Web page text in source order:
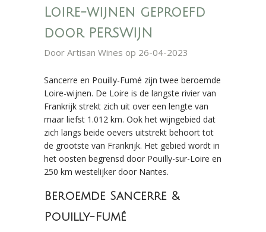
Loire-wijnen geproefd
door PERSWIJN
Door Artisan Wines op 26-04-2023
Sancerre en Pouilly-Fumé zijn twee beroemde
Loire-wijnen. De Loire is de langste rivier van
Frankrijk strekt zich uit over een lengte van
maar liefst 1.012 km. Ook het wijngebied dat
zich langs beide oevers uitstrekt behoort tot
de grootste van Frankrijk. Het gebied wordt in
het oosten begrensd door Pouilly-sur-Loire en
250 km westelijker door Nantes.
Beroemde Sancerre &
Pouilly-Fumé